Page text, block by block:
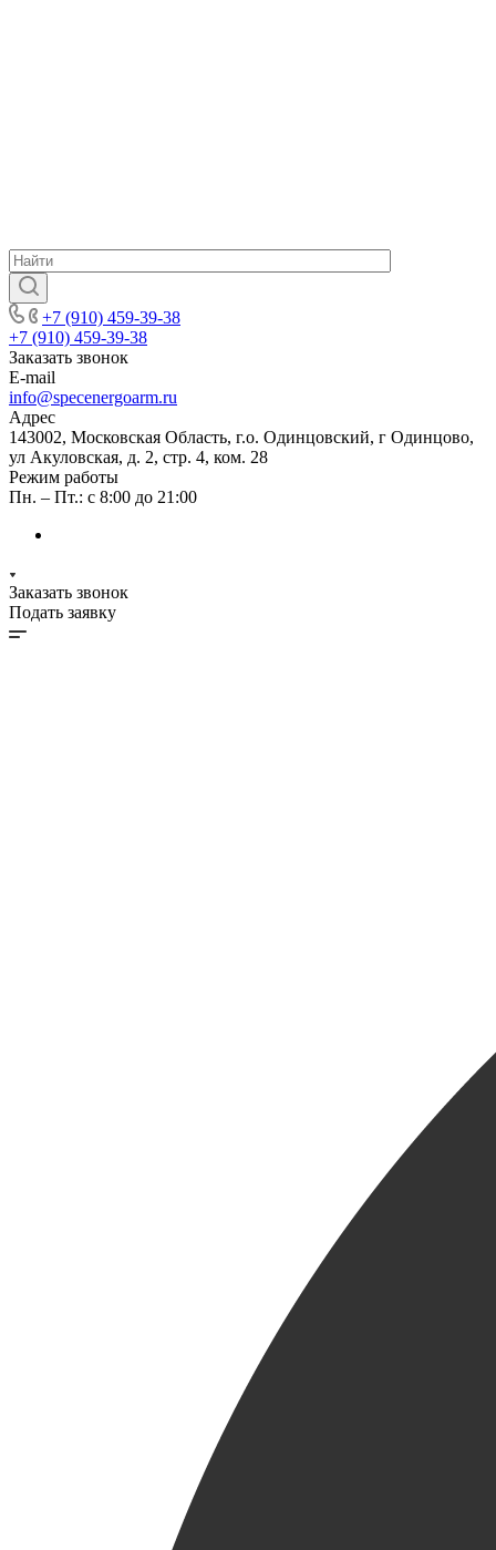
+7 (910) 459-39-38
+7 (910) 459-39-38
Заказать звонок
E-mail
info@specenergoarm.ru
Адрес
143002, Московская Область, г.о. Одинцовский, г Одинцово,
ул Акуловская, д. 2, стр. 4, ком. 28
Режим работы
Пн. – Пт.: с 8:00 до 21:00
Заказать звонок
Подать заявку